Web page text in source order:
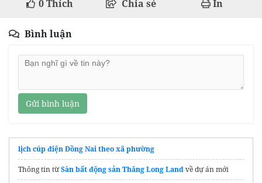
0Thích Chia sẻ In
Bình luận
Gửi bình luận
lịch cúp điện Đồng Nai theo xã phường
Thông tin từSàn bất động sản Thăng Long Landvề dự án mới